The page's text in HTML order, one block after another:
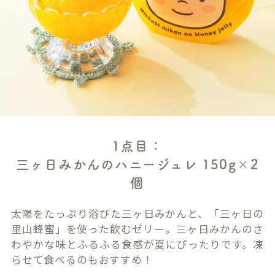
1点目：
三ヶ日みかんのハニージュレ 150g×2
個
太陽をたっぷり浴びた三ヶ日みかんと、「三ヶ日の
里山蜂蜜」を使った飲むゼリー。三ヶ日みかんのさ
わやかな味とふるふる食感が夏にぴったりです。凍
らせて食べるのもおすすめ！